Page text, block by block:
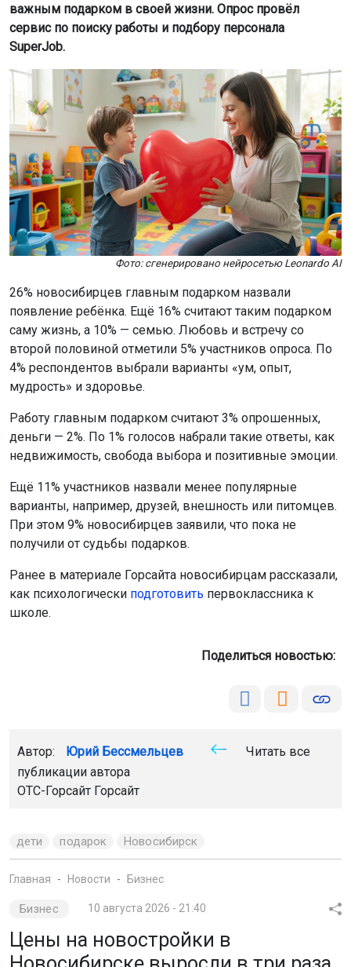
важным подарком в своей жизни. Опрос провёл
сервис по поиску работы и подбору персонала
SuperJob.
Фото: сгенерировано нейросетью Leonardo AI
26% новосибирцев главным подарком назвали
появление ребёнка. Ещё 16% считают таким подарком
саму жизнь, а 10% — семью. Любовь и встречу со
второй половиной отметили 5% участников опроса. По
4% респондентов выбрали варианты «ум, опыт,
мудрость» и здоровье.
Работу главным подарком считают 3% опрошенных,
деньги — 2%. По 1% голосов набрали такие ответы, как
недвижимость, свобода выбора и позитивные эмоции.
Ещё 11% участников назвали менее популярные
варианты, например, друзей, внешность или питомцев.
При этом 9% новосибирцев заявили, что пока не
получили от судьбы подарков.
Ранее в материале Горсайта новосибирцам рассказали,
как психологически подготовить первоклассника к
школе.
Поделиться новостью:
Автор: Юрий Бессмельцев
Читать все
публикации автора
ОТС-Горсайт Горсайт
дети подарок Новосибирск
Главная Новости Бизнес
Бизнес 10 августа 2026 - 21:40
Цены на новостройки в